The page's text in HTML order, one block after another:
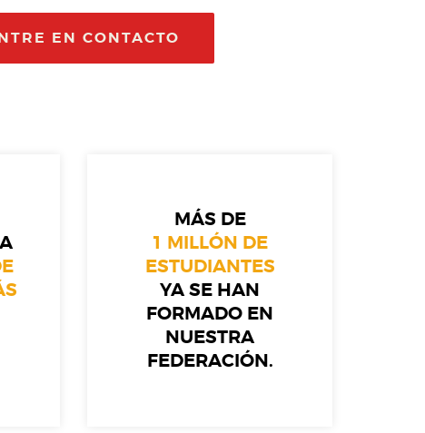
EN CONTACTO
MÁS DE
1 MILLÓN DE
ESTUDIANTES
YA SE HAN
FORMADO EN
NUESTRA
FEDERACIÓN.